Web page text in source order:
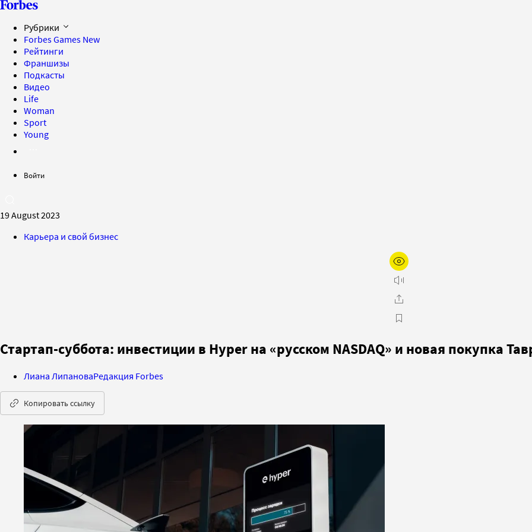
Рубрики
Forbes Games New
Рейтинги
Франшизы
Подкасты
Видео
Life
Woman
Sport
Young
Войти
19 August 2023
Карьера и свой бизнес
Стартап-суббота: инвестиции в Hyper на «русском NASDAQ» и новая покупка
Лиана ЛипановаРедакция Forbes
Копировать ссылку